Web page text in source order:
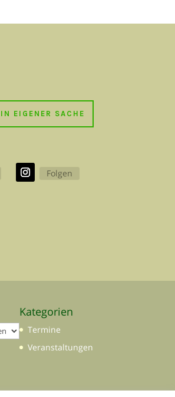
IN EIGENER SACHE
Folgen
Kategorien
Termine
Veranstaltungen